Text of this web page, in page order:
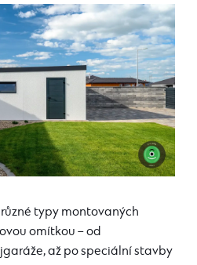
typy montovaných
omítkou – od
až po speciální stavby